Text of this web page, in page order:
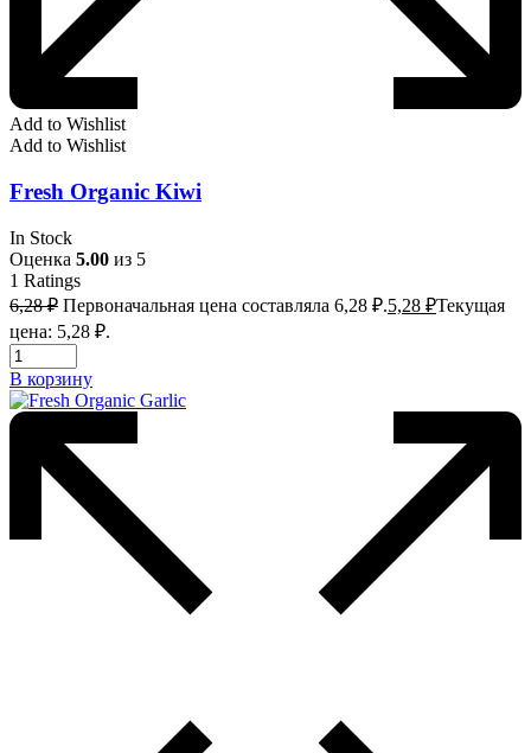
Add to Wishlist
Add to Wishlist
Fresh Organic Kiwi
In Stock
Оценка 5.00 из 5
1 Ratings
6,28₽ Первоначальная цена составляла 6,28 ₽.5,28 ₽Текущая
цена: 5,28 ₽.
В корзину